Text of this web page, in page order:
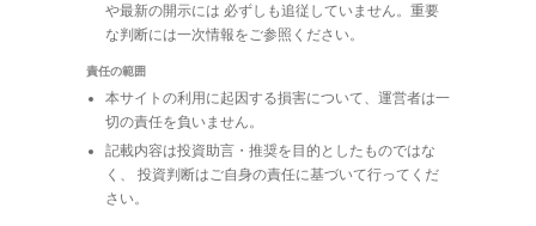
や最新の開示には 必ずしも追従していません。重要
な判断には一次情報をご参照ください。
責任の範囲
本サイトの利用に起因する損害について、運営者は一
切の責任を負いません。
記載内容は投資助言・推奨を目的としたものではな
く、 投資判断はご自身の責任に基づいて行ってくだ
さい。